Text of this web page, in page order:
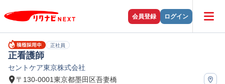
会員登録 ログイン
正社員
正看護師
セントケア東京株式会社
〒130-0001東京都墨田区吾妻橋